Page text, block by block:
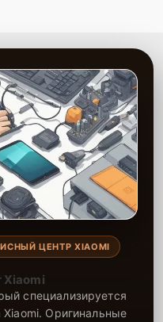
ЦЕНТР XIAOMI
Xiaomi
специализируется
Xiaomi. Оригинальные